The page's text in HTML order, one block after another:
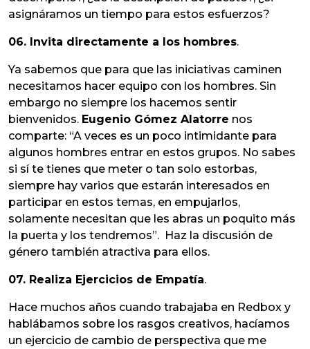
asignáramos un tiempo para estos esfuerzos?
06. Invita directamente a los hombres.
Ya sabemos que para que las iniciativas caminen
necesitamos hacer equipo con los hombres. Sin
embargo no siempre los hacemos sentir
bienvenidos. Eugenio Gómez Alatorre nos
comparte: “A veces es un poco intimidante para
algunos hombres entrar en estos grupos. No sabes
si sí te tienes que meter o tan solo estorbas,
siempre hay varios que estarán interesados en
participar en estos temas, en empujarlos,
solamente necesitan que les abras un poquito más
la puerta y los tendremos”. Haz la discusión de
género también atractiva para ellos.
07. Realiza Ejercicios de Empatía.
Hace muchos años cuando trabajaba en Redbox y
hablábamos sobre los rasgos creativos, hacíamos
un ejercicio de cambio de perspectiva que me